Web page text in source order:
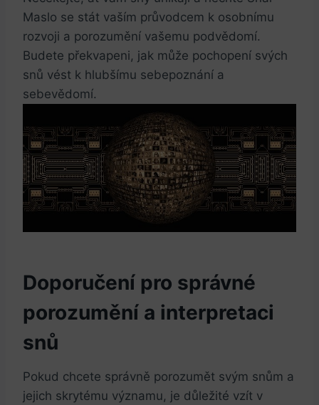
Maslo se stát vaším průvodcem k ‍osobnímu
rozvoji ‌a ‍porozumění vašemu⁤ podvědomí.
Budete překvapeni, jak může pochopení ⁢svých⁤
snů vést k hlubšímu sebepoznání a
sebevědomí.
Doporučení pro správné‍
porozumění a⁢ interpretaci
‌snů
Pokud chcete správně porozumět svým snům a
jejich skrytému‍ významu, je důležité vzít⁢ v